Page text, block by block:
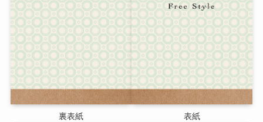
裏表紙 表紙